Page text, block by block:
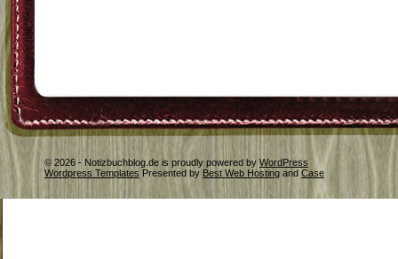
© 2026 - Notizbuchblog.de is proudly powered by WordPress
Wordpress Templates Presented by Best Web Hosting and Case